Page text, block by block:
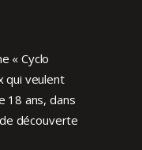
« Cyclo
qui veulent
18 ans, dans
découverte